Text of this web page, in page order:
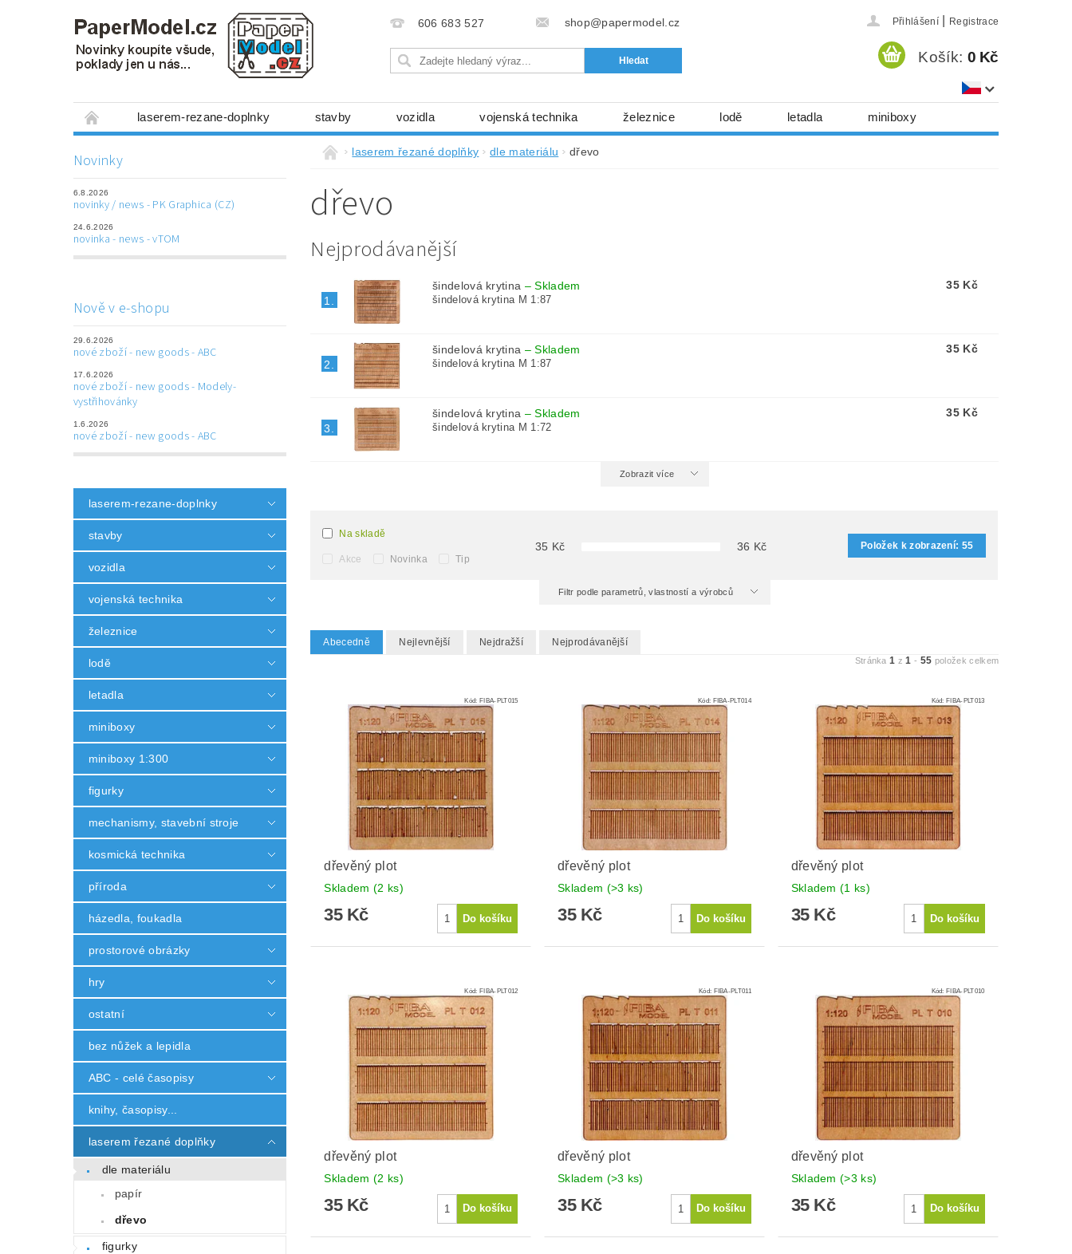
606 683 527 shop@papermodel.cz Přihlášení Registrace
Košík: 0 Kč
laserem-rezane-doplnky stavby vozidla vojenská technika železnice lodě letadla miniboxy
mechanismy, stavební stroje kosmická technika
laserem řezané doplňky 3D tištěné doplňky
Napište nám
Novinky
6.8.2026
novinky / news - PK Graphica (CZ)
24.6.2026
novinka - news - vTOM
Nově v e-shopu
29.6.2026
nové zboží - new goods - ABC
17.6.2026
nové zboží - new goods - Modely-
vystřihovánky
1.6.2026
nové zboží - new goods - ABC
laserem-rezane-doplnky
stavby
vozidla
vojenská technika
železnice
lodě
letadla
miniboxy
miniboxy 1:300
figurky
mechanismy, stavební stroje
kosmická technika
příroda
házedla, foukadla
prostorové obrázky
hry
ostatní
bez nůžek a lepidla
ABC - celé časopisy
knihy, časopisy...
laserem řezané doplňky
dle materiálu
papír
dřevo
figurky
laserem řezané doplňky dle materiálu dřevo
dřevo
Nejprodávanější
1.
šindelová krytina –Skladem
šindelová krytina M 1:87
35 Kč
2.
šindelová krytina –Skladem
šindelová krytina M 1:87
35 Kč
3.
šindelová krytina –Skladem
šindelová krytina M 1:72
35 Kč
Zobrazit více
Na skladě
Akce Novinka Tip
35 Kč 36 Kč Položek k zobrazení: 55
Filtr podle parametrů, vlastností a výrobců
Abecedně Nejlevnější Nejdražší Nejprodávanější
Stránka1 z1 - 55 položek celkem
Kód: FIBA-PLT015
dřevěný plot
Skladem (2 ks)
35 Kč
Kód: FIBA-PLT014
dřevěný plot
Skladem (>3 ks)
35 Kč
Kód:FIBA-PLT013
dřevěný plot
Skladem(1 ks)
35 Kč
Kód: FIBA-PLT012
dřevěný plot
Skladem (2 ks)
35 Kč
Kód: FIBA-PLT011
dřevěný plot
Skladem (>3 ks)
35 Kč
Kód:FIBA-PLT010
dřevěný plot
Skladem(>3 ks)
35 Kč